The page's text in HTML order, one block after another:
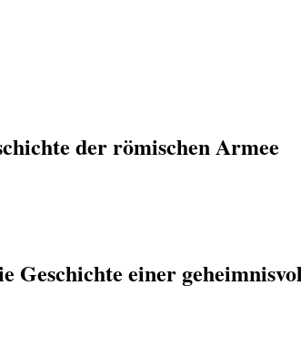
der römischen Armee
Geschichte einer